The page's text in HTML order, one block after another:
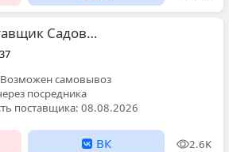
Чамик Поставщик Садовод
Возможен самовывоз
посредника
поставщика: 08.08.2026
ВК 2.6K